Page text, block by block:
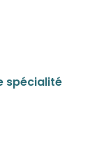
spécialité